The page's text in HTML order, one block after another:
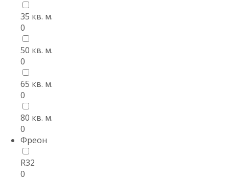
35 кв. м.
0
50 кв. м.
0
65 кв. м.
0
80 кв. м.
0
Фреон
R32
0